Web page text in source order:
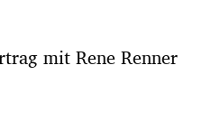
mit Rene Renner